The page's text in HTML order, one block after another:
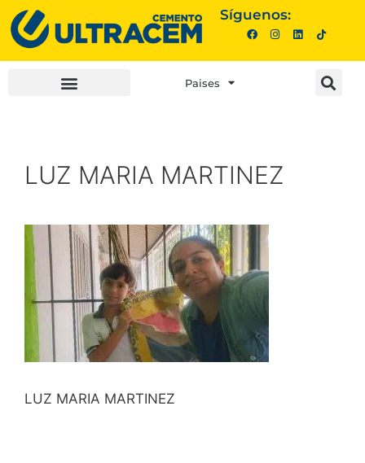
Síguenos:
Paises
LUZ MARIA MARTINEZ
LUZ MARIA MARTINEZ